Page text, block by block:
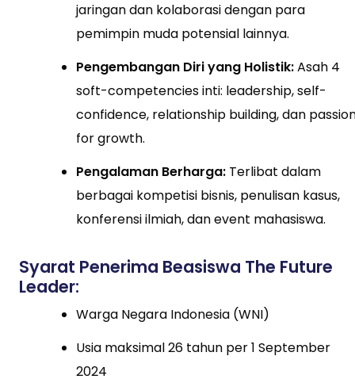
jaringan dan kolaborasi dengan para
pemimpin muda potensial lainnya.
Pengembangan Diri yang Holistik:Asah 4
soft-competencies inti: leadership, self-
confidence, relationship building, dan
for growth.
Pengalaman Berharga: Terlibat dalam
berbagai kompetisi bisnis, penulisan kasus,
konferensi ilmiah, dan event mahasiswa.
Syarat Penerima Beasiswa The Future
Leader:
Warga Negara Indonesia (WNI)
Usia maksimal 26 tahun per 1 September
2024